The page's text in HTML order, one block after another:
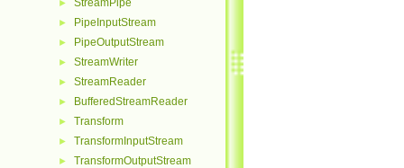
► StreamPipe
► PipeInputStream
► PipeOutputStream
► StreamWriter
► StreamReader
► BufferedStreamReader
► Transform
► TransformInputStream
► TransformOutputStream